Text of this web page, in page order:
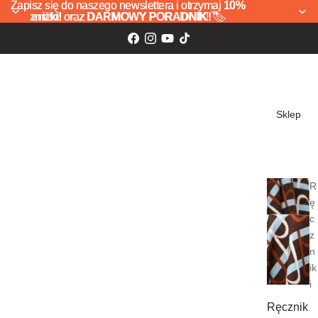
Zapisz się do naszego newslettera i otrzymaj 10%
zniżki! oraz DARMOWY PORADNIK!🏷️
Zapisz się do naszego newslettera i otrzymaj 10%
zniżki! oraz DARMOWY PORADNIK! 🏷️
Sklep
R
ę
c
z
n
ik
i
Ręcznik